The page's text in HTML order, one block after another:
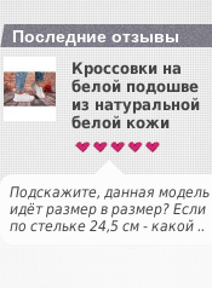
Последние отзывы
Кроссовки на
белой подошве
из натуральной
белой кожи
Подскажите, данная модель
идёт размер в размер? Если
по стельке 24,5 см - какой ..